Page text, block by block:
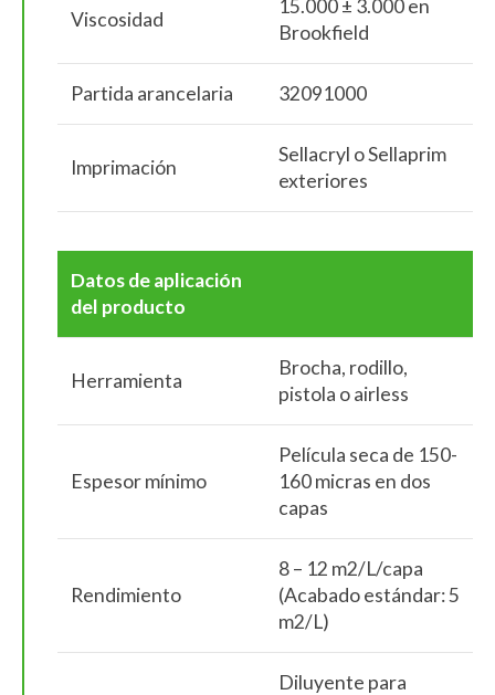
Viscosidad
15.000 ± 3.000 en
Brookfield
Partida arancelaria 32091000
Imprimación
Sellacryl o Sellaprim
exteriores
Datos de aplicación
del producto
Herramienta
Brocha, rodillo,
pistola o airless
Espesor mínimo
Película seca de 150-
160 micras en dos
capas
Rendimiento
8 – 12 m2/L/capa
(Acabado estándar: 5
m2/L)
Diluyente para